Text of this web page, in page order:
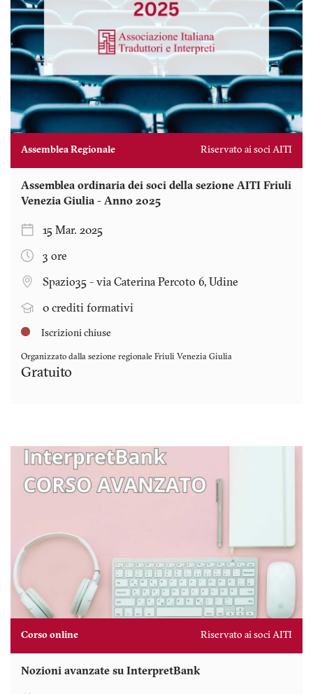
Assemblea Regionale Riservato ai soci AITI
Assemblea ordinaria dei soci della sezione AITI Friuli
Venezia Giulia - Anno 2025
15 Mar. 2025
3 ore
Spazio35 - via Caterina Percoto 6, Udine
0 crediti formativi
Iscrizioni chiuse
Organizzato dalla sezione regionale Friuli Venezia Giulia
Gratuito
Corso online Riservato ai soci AITI
Nozioni avanzate su InterpretBank